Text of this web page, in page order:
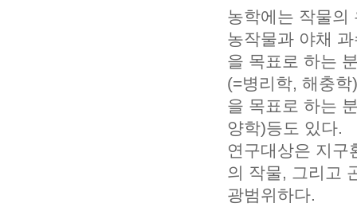
농학에는 작물의
농작물과 야채
을 목표로 하는
(=병리학, 해충
을 목표로 하는
양학)등도 있다.
연구대상은 지구
의 작물, 그리고
광범위하다.